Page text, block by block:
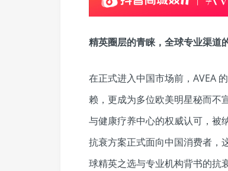
精英圈层的青睐，全球专业渠道
在正式进入中国市场前，AVEA
赖，更成为多位欧美明星秘而不
与健康疗养中心的权威认可，被
抗衰方案正式面向中国消费者，
球精英之选与专业机构背书的抗